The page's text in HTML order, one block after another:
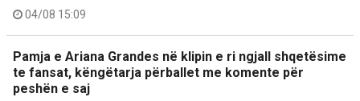
04/08 15:09
Pamja e Ariana Grandes në klipin e ri ngjall shqetësime
te fansat, këngëtarja përballet me komente për
peshën e saj